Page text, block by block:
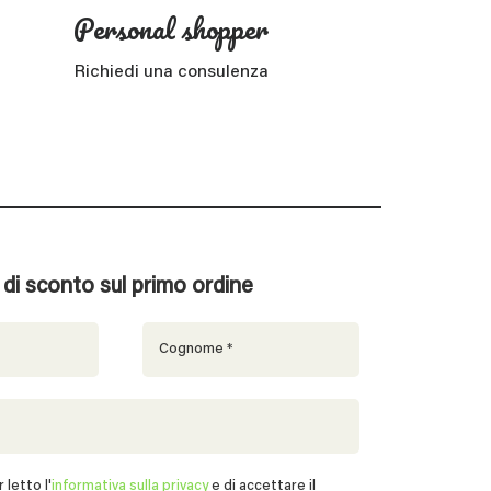
Personal shopper
Richiedi una consulenza
di sconto sul primo ordine
letto l'informativa sulla privacye di accettare il